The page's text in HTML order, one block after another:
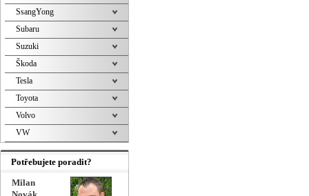
SsangYong
Subaru
Suzuki
Škoda
Tesla
Toyota
Volvo
VW
Potřebujete poradit?
Milan